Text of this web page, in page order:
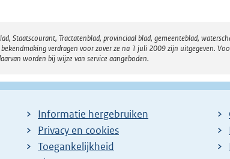
Staatscourant, Tractatenblad, provinciaal blad, gemeenteblad,
verdragen voor zover ze na 1 juli 2009 zijn uitgegeven.
worden bij wijze van service aangeboden.
Informatie hergebruiken
Privacy en cookies
Toegankelijkheid